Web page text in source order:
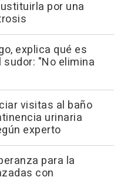
por una
explica qué es
"No elimina
visitas al baño
urinaria
experto
para la
con